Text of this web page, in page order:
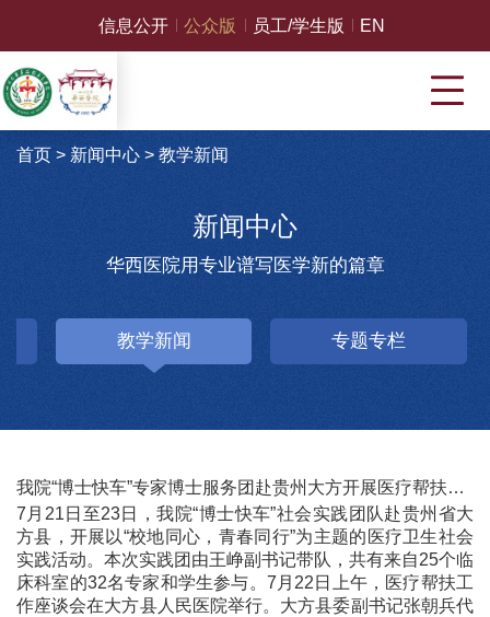
信息公开 公众版 员工/学生版 EN
首页 > 新闻中心> 教学新闻
新闻中心
华西医院用专业谱写医学新的篇章
教学新闻 专题专栏
我院“博士快车”专家博士服务团赴贵州大方开展医疗帮扶活动
7月21日至23日，我院“博士快车”社会实践团队赴贵州省大
方县，开展以“校地同心，青春同行”为主题的医疗卫生社会
实践活动。本次实践团由王峥副书记带队，共有来自25个临
床科室的32名专家和学生参与。7月22日上午，医疗帮扶工
作座谈会在大方县人民医院举行。大方县委副书记张朝兵代